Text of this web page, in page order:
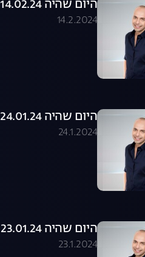
היום שהיה 14.02.24 - התכנית המלאה
14.2.2024
היום שהיה 24.01.24 - התכנית המלאה
24.1.2024
היום שהיה 23.01.24 - התכנית המלאה
23.1.2024